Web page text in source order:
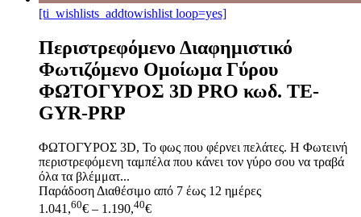
[ti_wishlists_addtowishlist loop=yes]
Περιστρεφόμενο Διαφημιστικό
Φωτιζόμενο Ομοίωμα Γύρου
ΦΩΤΟΓΥΡΟΣ 3D PRO κωδ. TE-
GYR-PRP
ΦΩΤΟΓΥΡΟΣ 3D, Το φως που φέρνει πελάτες. Η Φωτεινή
περιστρεφόμενη ταμπέλα που κάνει τον γύρο σου να τραβά
όλα τα βλέμματ...
Παράδοση Διαθέσιμο από 7 έως 12 ημέρες
1.041,60€ – 1.190,40€